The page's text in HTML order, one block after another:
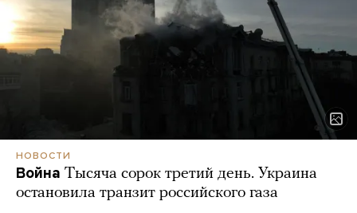
НОВОСТИ
Война Тысяча сорок третий день. Украина
остановила транзит российского газа